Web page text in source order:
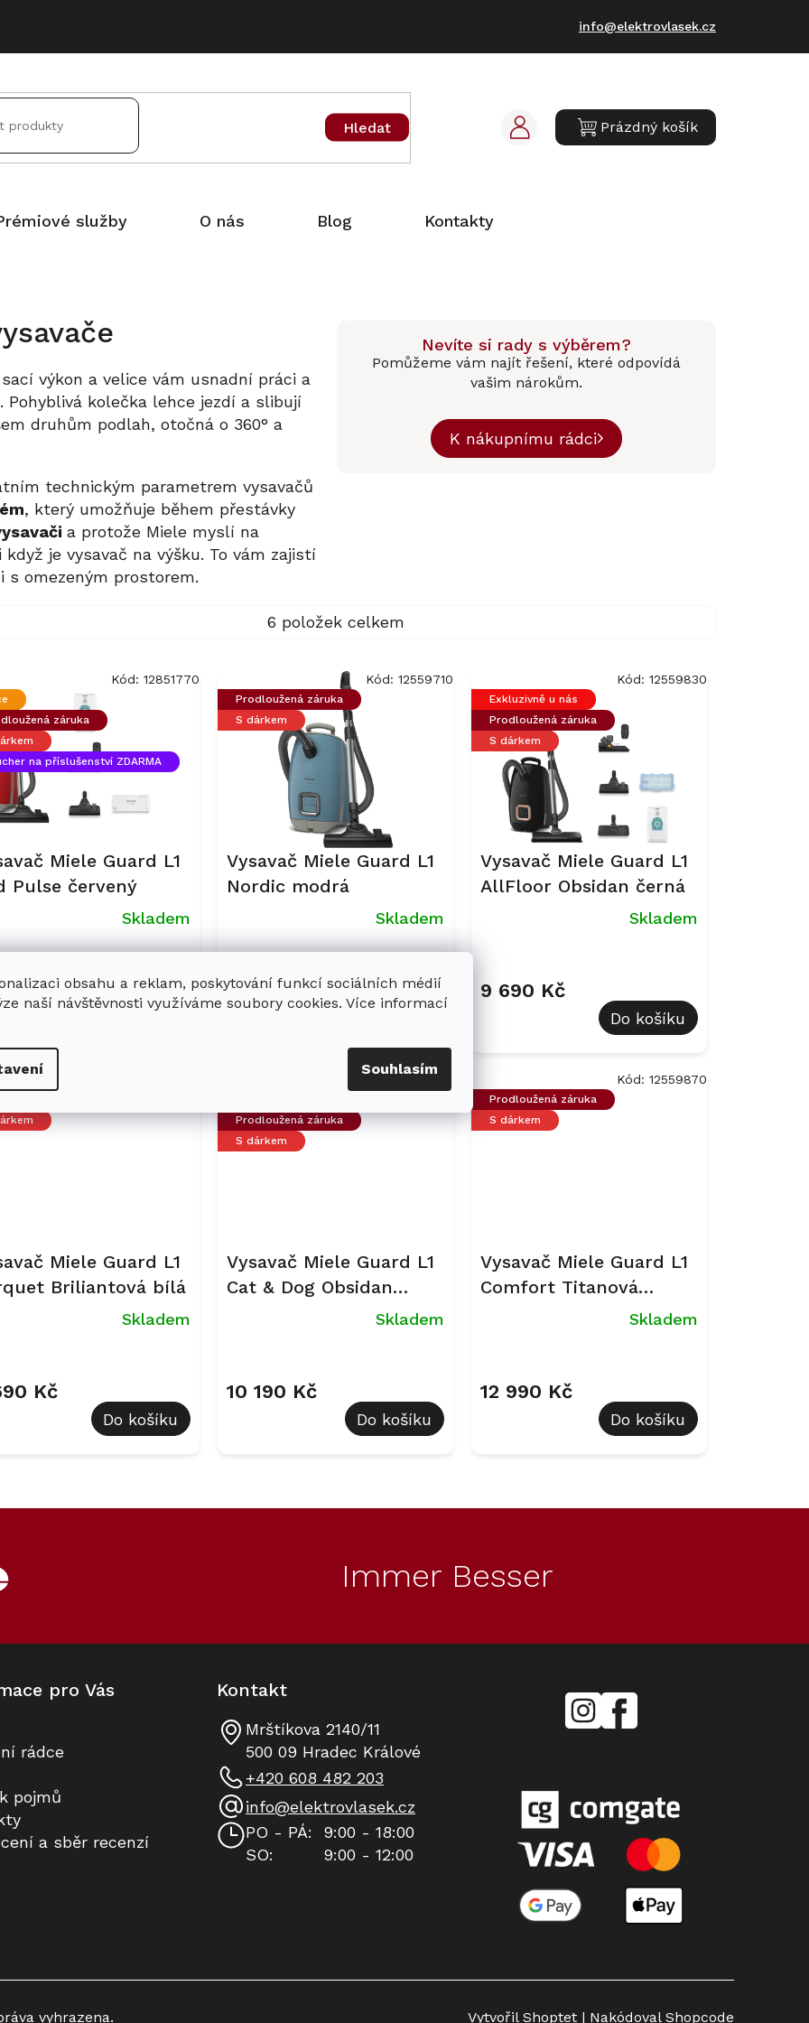
obsahu a reklam, poskytování funkcí sociálních médií
naší návštěvnosti využíváme soubory cookies. Více informací
Souhlasím
info@elektrovlasek.cz
Hledat
NÁKUPNÍ
Prázdný košík
služby O nás Blog Kontakty
výkon a velice vám usnadní práci a
kolečka lehce jezdí a slibují
druhům podlah, otočná o 360° a
technickým parametrem vysavačů
, který umožňuje během přestávky
a protože Miele myslí na
je vysavač na výšku. To vám zajistí
s omezeným prostorem.
Nevíte si rady s výběrem?
Pomůžeme vám najít řešení, které odpovídá
vašim nárokům.
K nákupnímu rádci
6 položek celkem
záruka
na příslušenství ZDARMA
Miele Guard L1
Pulse červený
Skladem
Kč
Kód: 12851770
Prodloužená záruka
S dárkem
Vysavač Miele Guard L1
Nordic modrá
Skladem
7 990 Kč
Kód: 12559710
Exkluzivně u nás
Prodloužená záruka
S dárkem
Vysavač Miele Guard L1
AllFloor Obsidan černá
Skladem
9 690 Kč
Do košíku
Kód: 12559830
Miele Guard L1
Briliantová bílá
Skladem
Kč
Do košíku
Prodloužená záruka
S dárkem
Vysavač Miele Guard L1
Cat & Dog Obsidan
produktu
je
Skladem
10 190 Kč
Do košíku
Prodloužená záruka
S dárkem
Vysavač Miele Guard L1
Comfort Titanová
Skladem
12 990 Kč
Do košíku
Kód: 12559870
v
r
ý
p
i
s
Immer Besser
pro Vás
rádce
pojmů
a sběr recenzí
Kontakt
Mrštíkova 2140/11
500 09 Hradec Králové
PO - PÁ:
9:00 - 18:00
SO:
9:00 - 12:00
info@elektrovlasek.cz
+420 608 482 203
mielecentervlasek
Miele
Center
Vytvořil Shoptet | Nakódoval Shopcode
vyhrazena.